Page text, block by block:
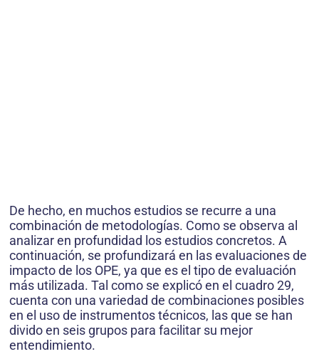
De hecho, en muchos estudios se recurre a una
combinación de metodologías. Como se observa al
analizar en profundidad los estudios concretos. A
continuación, se profundizará en las evaluaciones de
impacto de los OPE, ya que es el tipo de evaluación
más utilizada. Tal como se explicó en el cuadro 29,
cuenta con una variedad de combinaciones posibles
en el uso de instrumentos técnicos, las que se han
divido en seis grupos para facilitar su mejor
entendimiento.